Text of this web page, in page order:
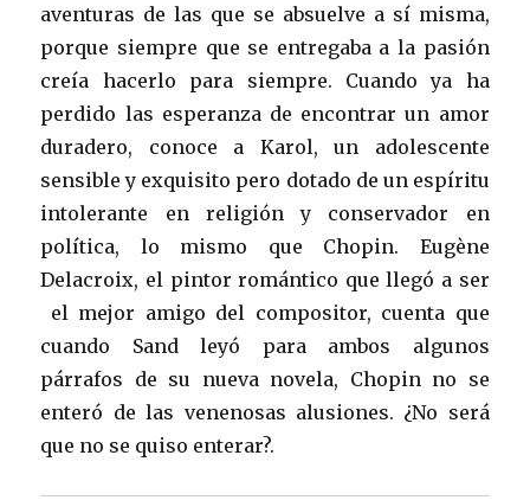
aventuras de las que se absuelve a sí misma,
porque siempre que se entregaba a la pasión
creía hacerlo para siempre. Cuando ya ha
perdido las esperanza de encontrar un amor
duradero, conoce a Karol, un adolescente
sensible y exquisito pero dotado de un espíritu
intolerante en religión y conservador en
política, lo mismo que Chopin. Eugène
Delacroix, el pintor romántico que llegó a ser
el mejor amigo del compositor, cuenta que
cuando Sand leyó para ambos algunos
párrafos de su nueva novela, Chopin no se
enteró de las venenosas alusiones. ¿No será
que no se quiso enterar?.